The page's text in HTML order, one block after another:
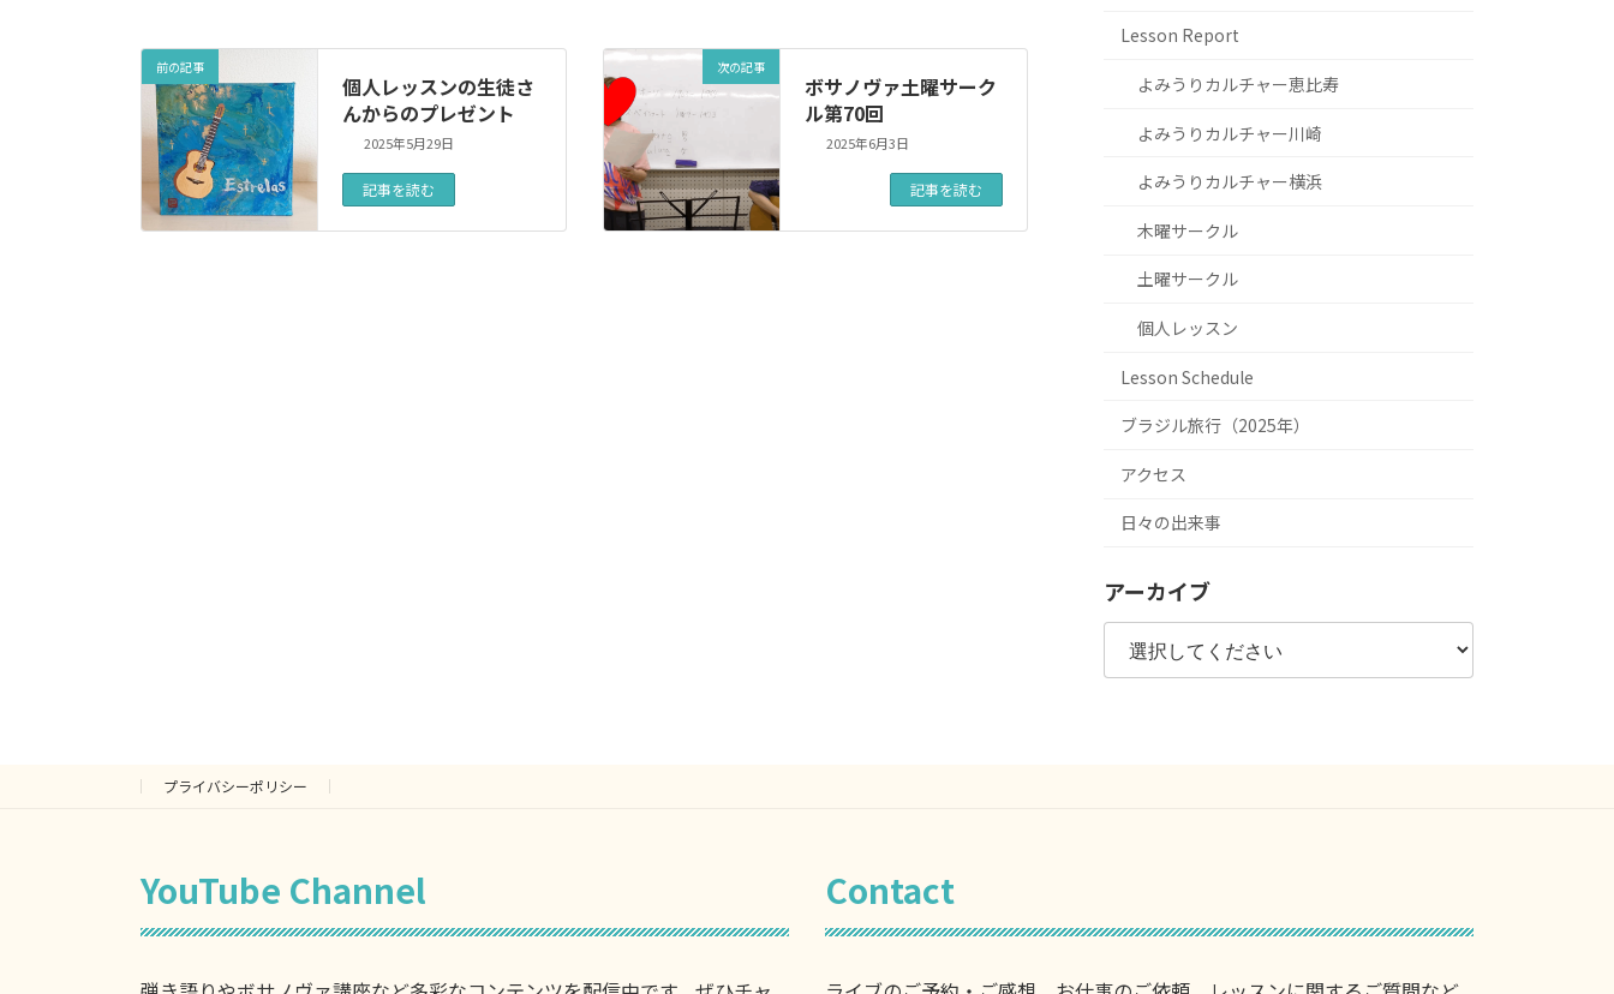
前の記事
個人レッスンの生徒さ
んからのプレゼント
2025年5月29日
記事を読む
次の記事
ボサノヴァ土曜サーク
ル第70回
2025年6月3日
記事を読む
Lesson Report
よみうりカルチャー恵比寿
よみうりカルチャー川崎
よみうりカルチャー横浜
木曜サークル
土曜サークル
個人レッスン
Lesson Schedule
ブラジル旅行（2025年）
アクセス
日々の出来事
アーカイブ
プライバシーポリシー
YouTube Channel Contact